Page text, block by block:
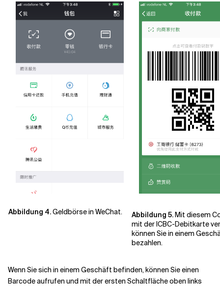
Abbildung 4.Geldbörse in WeChat. Abbildung 5.Mit diesem
mit der ICBC-Debitkarte
können Sie in einem
bezahlen.
Wenn Sie sich in einem Geschäft befinden, können Sie einen
Barcode aufrufen und mit der ersten Schaltfläche oben links